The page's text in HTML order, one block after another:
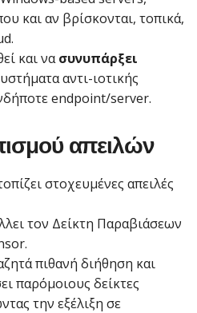
και αν βρίσκονται, τοπικά,
και νασυνυπάρξει
αντι-ιοτικής
endpoint/server.
απειλών
στοχευμένες απειλές
τον Δείκτη Παραβιάσεων
πιθανή διήθηση και
παρόμοιους δείκτες
την εξέλιξη σε